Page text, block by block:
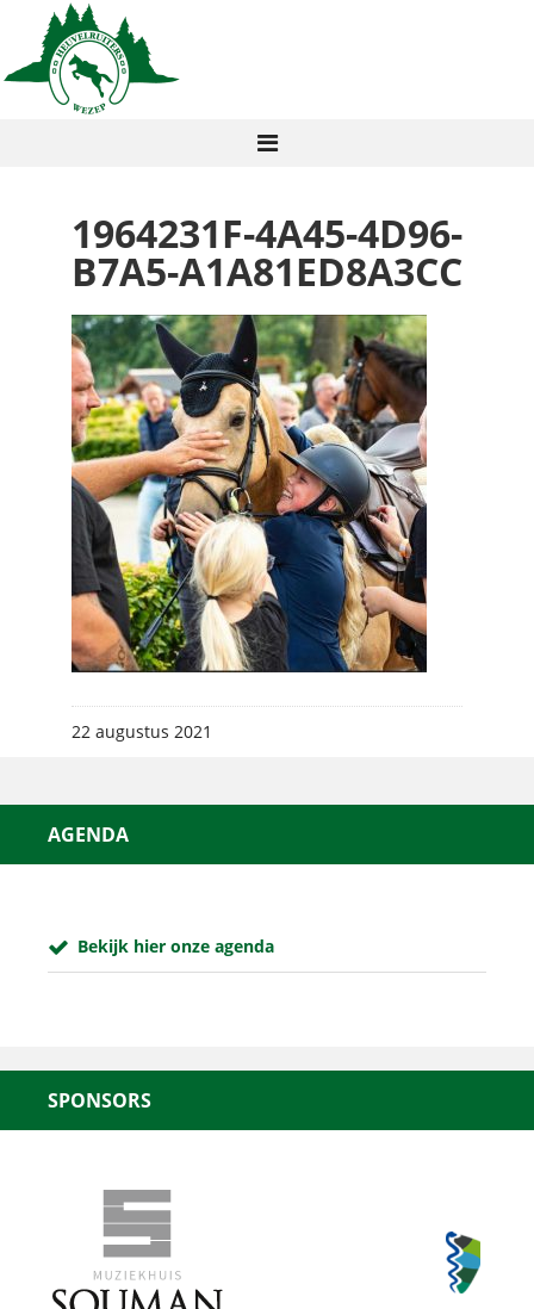
1964231F-4A45-4D96-
B7A5-A1A81ED8A3CC
22 augustus 2021
AGENDA
Bekijk hier onze agenda
SPONSORS